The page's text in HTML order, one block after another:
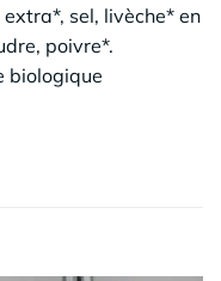
sel, livèche* en
poivre*.
biologique